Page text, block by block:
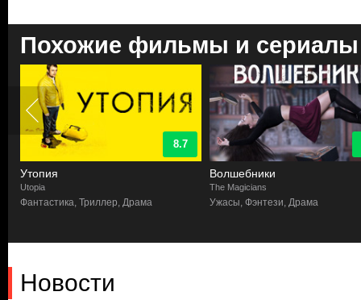
Похожие фильмы и сериалы
8.7
Утопия
Utopia
Фантастика, Триллер, Драма
Волшебники
The Magicians
Ужасы, Фэнтези, Драма
Новости